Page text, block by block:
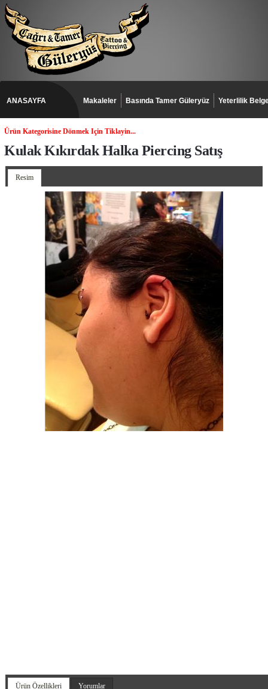
ANASAYFA Makaleler Basında Tamer Güleryüz Yeterlilik
Ürün Kategorisine Dönmek Için Tiklayin...
Kulak Kıkırdak Halka Piercing Satış
Resim
Ürün Özellikleri Yorumlar